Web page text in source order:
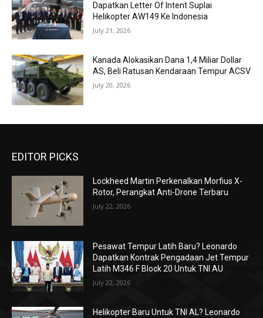
Dapatkan Letter Of Intent Suplai
Helikopter AW149 Ke Indonesia
July 21, 2026
Kanada Alokasikan Dana 1,4 Miliar Dollar
AS, Beli Ratusan Kendaraan Tempur ACSV
July 20, 2026
EDITOR PICKS
Lockheed Martin Perkenalkan Morfius X-
Rotor, Perangkat Anti-Drone Terbaru
July 22, 2026
Pesawat Tempur Latih Baru? Leonardo
Dapatkan Kontrak Pengadaan Jet Tempur
Latih M346 F Block 20 Untuk TNI AU
July 22, 2026
Helikopter Baru Untuk TNI AL? Leonardo